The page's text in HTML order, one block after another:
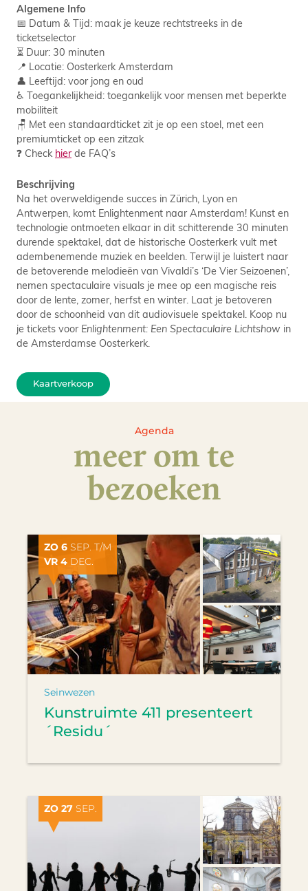
Algemene Info
📅 Datum & Tijd: maak je keuze rechtstreeks in de
ticketselector
⏳ Duur: 30 minuten
📍 Locatie: Oosterkerk Amsterdam
👤 Leeftijd: voor jong en oud
♿ Toegankelijkheid: toegankelijk voor mensen met beperkte
mobiliteit
🪑 Met een standaardticket zit je op een stoel, met een
premiumticket op een zitzak
❓ Check hierde FAQ’s
Beschrijving
Na het overweldigende succes in Zürich, Lyon en
Antwerpen, komt Enlightenment naar Amsterdam! Kunst en
technologie ontmoeten elkaar in dit schitterende 30 minuten
durende spektakel, dat de historische Oosterkerk vult met
adembenemende muziek en beelden. Terwijl je luistert naar
de betoverende melodieën van Vivaldi’s ‘De Vier Seizoenen’,
nemen spectaculaire visuals je mee op een magische reis
door de lente, zomer, herfst en winter. Laat je betoveren
door de schoonheid van dit audiovisuele spektakel. Koop nu
je tickets voor Enlightenment: Een Spectaculaire Lichtshow in
de Amsterdamse Oosterkerk.
Kaartverkoop
Agenda
meer om te
bezoeken
ZO 6 SEP. T/M
VR 4 DEC.
Seinwezen
Kunstruimte 411 presenteert
´Residu´
ZO 27 SEP.